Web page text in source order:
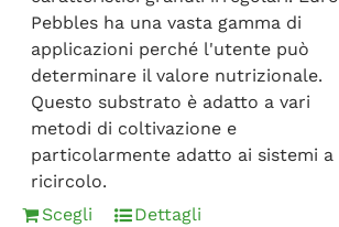
Pebbles ha una vasta gamma di
applicazioni perché l'utente può
determinare il valore nutrizionale.
Questo substrato è adatto a vari
metodi di coltivazione e
particolarmente adatto ai sistemi a
ricircolo.
Scegli
Dettagli